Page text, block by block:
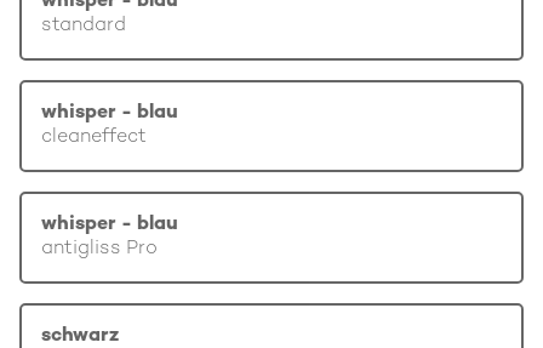
standard
whisper - blau
cleaneffect
whisper - blau
antigliss Pro
schwarz